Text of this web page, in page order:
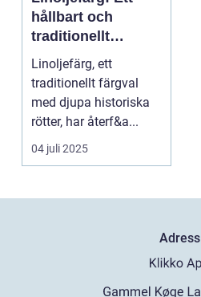
hållbart och
traditionellt
färgalternativ
Linoljefärg, ett
traditionellt färgval
med djupa historiska
rötter, har återf&a...
04 juli 2025
Adress